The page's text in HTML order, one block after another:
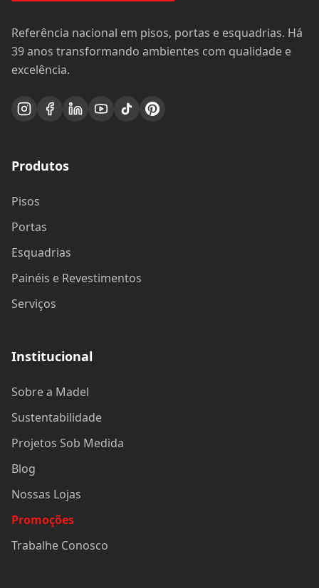
Referência nacional em pisos, portas e esquadrias. Há
39 anos transformando ambientes com qualidade e
excelência.
Produtos
Pisos
Portas
Esquadrias
Painéis e Revestimentos
Serviços
Institucional
Sobre a Madel
Sustentabilidade
Projetos Sob Medida
Blog
Nossas Lojas
Promoções
Trabalhe Conosco